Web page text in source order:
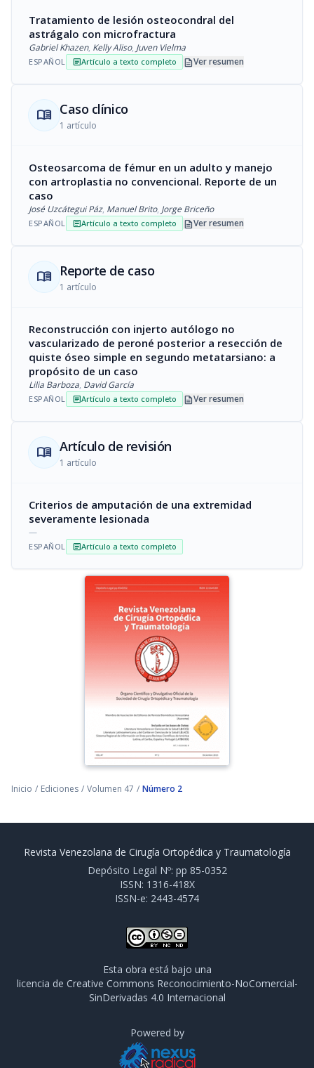
Tratamiento de lesión osteocondral del
astrágalo con microfractura
Gabriel Khazen, Kelly Aliso, Juven Vielma
ESPAÑOL articleArtículo a texto completo descriptionVer resumen
menu_book Caso clínico
1 artículo
Osteosarcoma de fémur en un adulto y manejo
con artroplastia no convencional. Reporte de un
caso
José Uzcátegui Páz, Manuel Brito, Jorge Briceño
ESPAÑOL articleArtículo a texto completo descriptionVer resumen
menu_book Reporte de caso
1 artículo
Reconstrucción con injerto autólogo no
vascularizado de peroné posterior a resección de
quiste óseo simple en segundo metatarsiano: a
propósito de un caso
Lilia Barboza, David García
ESPAÑOL articleArtículo a texto completo descriptionVer resumen
menu_book Artículo de revisión
1 artículo
Criterios de amputación de una extremidad
severamente lesionada
—
ESPAÑOL articleArtículo a texto completo
Inicio / Ediciones / Volumen 47 / Número 2
Revista Venezolana de Cirugía Ortopédica y Traumatología
Depósito Legal Nº: pp 85-0352
ISSN: 1316-418X
ISSN-e: 2443-4574
Esta obra está bajo una
licencia de Creative Commons Reconocimiento-NoComercial-
SinDerivadas 4.0 Internacional
Powered by